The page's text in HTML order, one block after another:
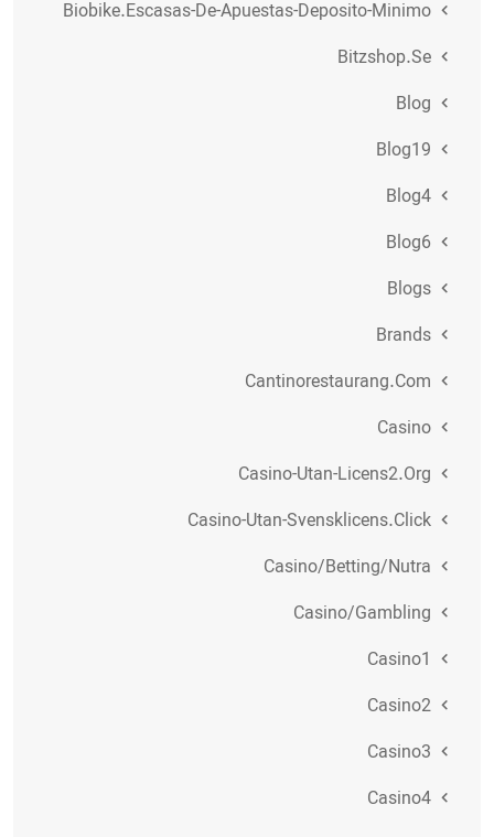
Biobike.escasas-De-Apuestas-Deposito-Minimo
Bitzshop.se
Blog
Blog19
Blog4
Blog6
Blogs
Brands
Cantinorestaurang.com
Casino
Casino-Utan-Licens2.org
Casino-Utan-Svensklicens.click
Casino/betting/nutra
Casino/gambling
Casino1
Casino2
Casino3
Casino4